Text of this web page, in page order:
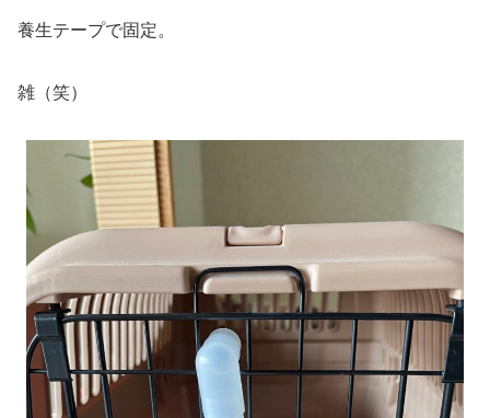
養生テープで固定。
雑（笑）